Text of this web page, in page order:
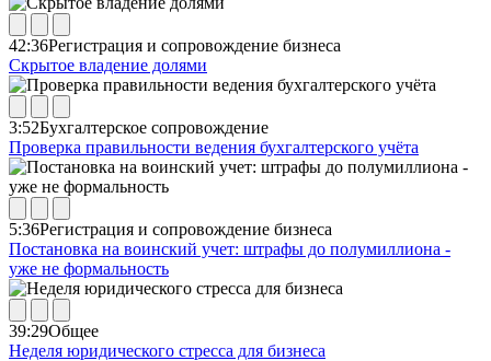
42:36Регистрация и сопровождение бизнеса
Скрытое владение долями
3:52Бухгалтерское сопровождение
Проверка правильности ведения бухгалтерского учёта
5:36Регистрация и сопровождение бизнеса
Постановка на воинский учет: штрафы до полумиллиона -
уже не формальность
39:29Общее
Неделя юридического стресса для бизнеса